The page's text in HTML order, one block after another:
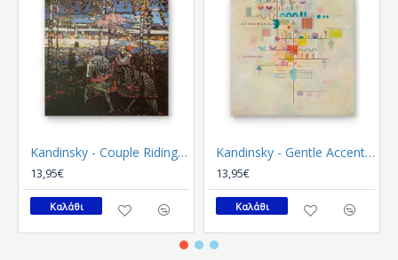
Kandinsky - Couple Riding (Καμβάς)
13,95€
Καλάθι
Kandinsky - Gentle Accent (Καμβάς)
13,95€
Καλάθι